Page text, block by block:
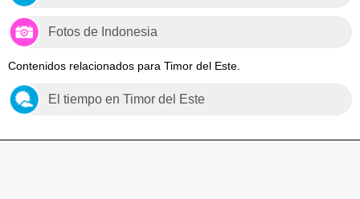
Fotos de Indonesia
Contenidos relacionados para Timor del Este.
El tiempo en Timor del Este